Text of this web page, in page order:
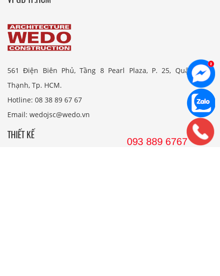
561 Điện Biên Phủ, Tầng 8 Pearl Plaza, P. 25, Quận Bình
Thạnh, Tp. HCM.
Hotline: 08 38 89 67 67
Email: wedojsc@wedo.vn
THIẾT KẾ